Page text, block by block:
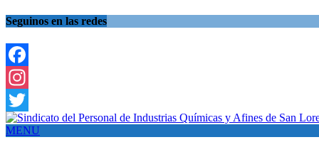
Seguinos en las redes
Facebook
Instagram
Twitter
MENU